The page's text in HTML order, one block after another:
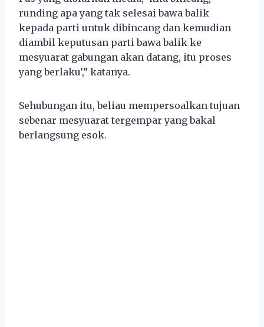
runding apa yang tak selesai bawa balik
kepada parti untuk dibincang dan kemudian
diambil keputusan parti bawa balik ke
mesyuarat gabungan akan datang, itu proses
yang berlaku’,” katanya.
Sehubungan itu, beliau mempersoalkan tujuan
sebenar mesyuarat tergempar yang bakal
berlangsung esok.